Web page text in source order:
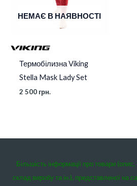
НЕМАЄ В НАЯВНОСТІ
Термобілизна Viking
Stella Mask Lady Set
2 500 грн.
Більшість інформації про товари (опис,
склад виробу та ін.), представленої на